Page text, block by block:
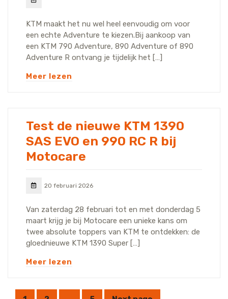
KTM maakt het nu wel heel eenvoudig om voor
een echte Adventure te kiezen.Bij aankoop van
een KTM 790 Adventure, 890 Adventure of 890
Adventure R ontvang je tijdelijk het […]
Meer lezen
Test de nieuwe KTM 1390
SAS EVO en 990 RC R bij
Motocare
20 februari 2026
Van zaterdag 28 februari tot en met donderdag 5
maart krijg je bij Motocare een unieke kans om
twee absolute toppers van KTM te ontdekken: de
gloednieuwe KTM 1390 Super […]
Meer lezen